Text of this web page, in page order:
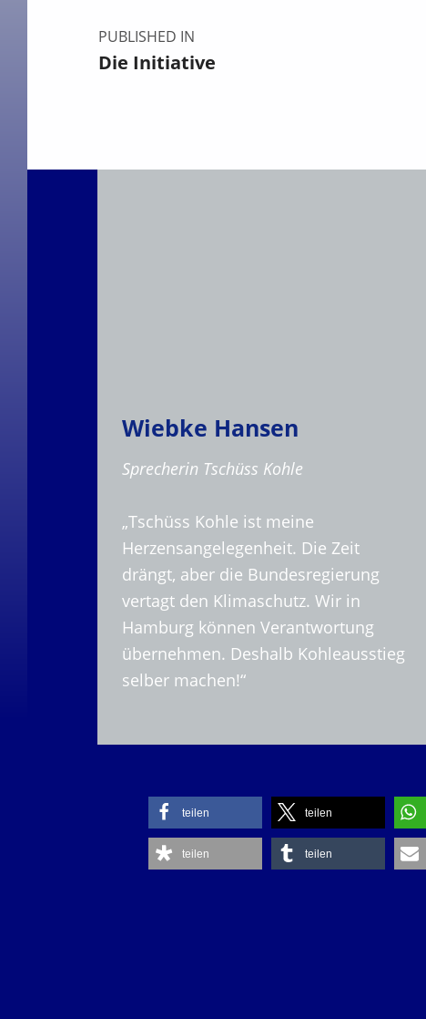
PUBLISHED IN
Die Initiative
Wiebke Hansen
Sprecherin Tschüss Kohle
„Tschüss Kohle ist meine
Herzensangelegenheit. Die Zeit
drängt, aber die Bundesregierung
vertagt den Klimaschutz. Wir in
Hamburg können Verantwortung
übernehmen. Deshalb Kohleausstieg
selber machen!“
teilen teilen
teilen teilen